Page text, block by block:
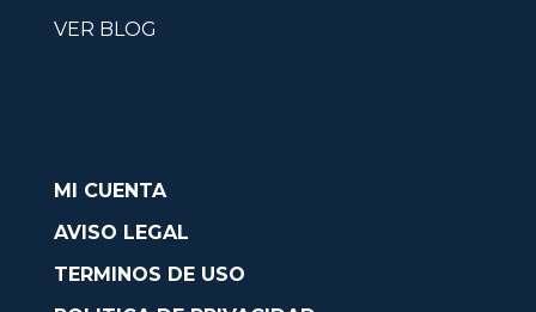
VER BLOG
MI CUENTA
AVISO LEGAL
TERMINOS DE USO